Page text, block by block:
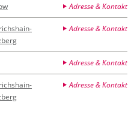
Adresse & Kontakt
Adresse & Kontakt
Adresse & Kontakt
Adresse & Kontakt